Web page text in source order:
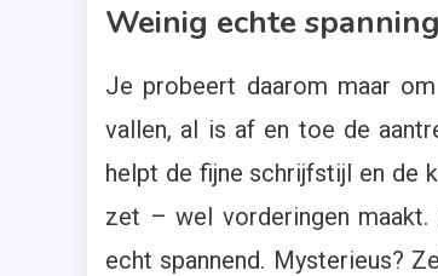
Weinig echte spanning
Je probeert daarom maar
vallen, al is af en toe de
helpt de fijne schrijfstijl en de
zet – wel vorderingen
echt spannend. Mysterieus?